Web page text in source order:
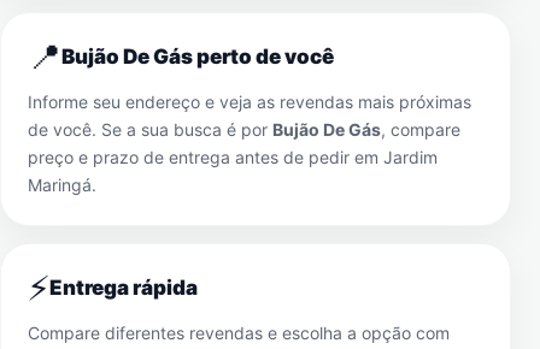
📍Bujão De Gás perto de você
Informe seu endereço e veja as revendas mais próximas
de você. Se a sua busca é por Bujão De Gás, compare
preço e prazo de entrega antes de pedir em Jardim
Maringá.
⚡Entrega rápida
Compare diferentes revendas e escolha a opção com